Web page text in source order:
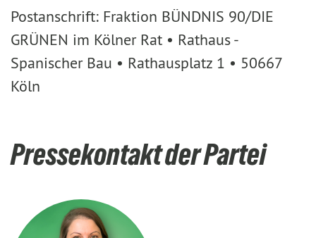
Postanschrift: Fraktion BÜNDNIS 90/DIE
GRÜNEN im Kölner Rat • Rathaus -
Spanischer Bau • Rathausplatz 1 • 50667
Köln
Pressekontakt der Partei